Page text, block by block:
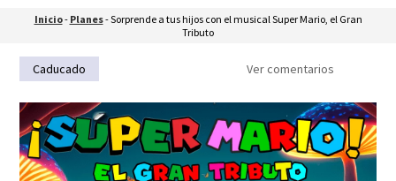
Inicio- Planes-Sorprende a tus hijos con el musical Super Mario, el Gran
Tributo
Caducado Ver comentarios